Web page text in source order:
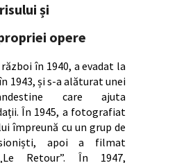
și
opere
în 1940, a evadat la
1943, și s-a alăturat unei
care ajuta
În 1945, a fotografiat
împreună cu un grup de
apoi a filmat
Retour”. În 1947,